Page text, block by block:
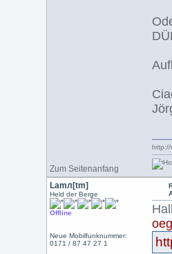
Zum Seitenanfang
http://
Lamл[tm]
Held der Berge
Offline
Neue Mobilfunknummer:
0171 / 87 47 27 1